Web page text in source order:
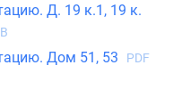
Д. 19 к.1, 19 к.
Дом 51, 53
PDF